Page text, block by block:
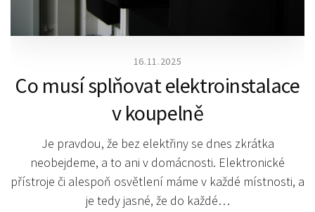
16.11.2025
Co musí splňovat elektroinstalace
v koupelně
Je pravdou, že bez elektřiny se dnes zkrátka
neobejdeme, a to ani v domácnosti. Elektronické
přístroje či alespoň osvětlení máme v každé místnosti, a
je tedy jasné, že do každé…